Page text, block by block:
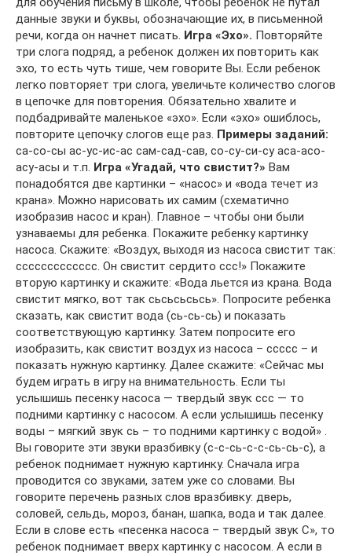
данные звуки и буквы, обозначающие их, в письменной
речи, когда он начнет писать. Игра «Эхо». Повторяйте
три слога подряд, а ребенок должен их повторить как
эхо, то есть чуть тише, чем говорите Вы. Если ребенок
легко повторяет три слога, увеличьте количество слогов
в цепочке для повторения. Обязательно хвалите и
подбадривайте маленькое «эхо». Если «эхо» ошиблось,
повторите цепочку слогов еще раз. Примеры заданий:
са-со-сы ас-ус-ис-ас сам-сад-сав, со-су-си-су аса-асо-
асу-асы и т.п. Игра «Угадай, что свистит?» Вам
понадобятся две картинки – «насос» и «вода течет из
крана». Можно нарисовать их самим (схематично
изобразив насос и кран). Главное – чтобы они были
узнаваемы для ребенка. Покажите ребенку картинку
насоса. Скажите: «Воздух, выходя из насоса свистит так:
ссссссссссссс. Он свистит сердито ссс!» Покажите
вторую картинку и скажите: «Вода льется из крана. Вода
свистит мягко, вот так сьсьсьсьсь». Попросите ребенка
сказать, как свистит вода (сь-сь-сь) и показать
соответствующую картинку. Затем попросите его
изобразить, как свистит воздух из насоса – ссссс – и
показать нужную картинку. Далее скажите: «Сейчас мы
будем играть в игру на внимательность. Если ты
услышишь песенку насоса — твердый звук ссс — то
подними картинку с насосом. А если услышишь песенку
воды – мягкий звук сь – то подними картинку с водой» .
Вы говорите эти звуки вразбивку (с-с-сь-с-с-сь-сь-с), а
ребенок поднимает нужную картинку. Сначала игра
проводится со звуками, затем уже со словами. Вы
говорите перечень разных слов вразбивку: дверь,
соловей, сельдь, мороз, банан, шапка, вода и так далее.
Если в слове есть «песенка насоса – твердый звук С», то
ребенок поднимает вверх картинку с насосом. А если в